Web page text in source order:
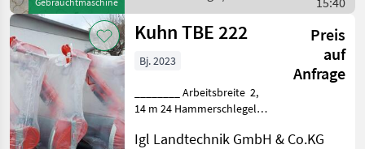
Kuhn
Kuhn TBE 222
Preis
auf
Anfrage
Bj. 2023
________ Arbeitsbreite 2,
14 m 24 Hammerschlegel
150 PS Gewicht 970 kg
Igl Landtechnik GmbH & Co.KG